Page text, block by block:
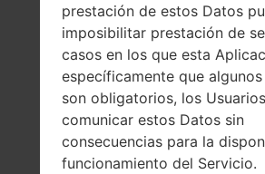
prestación de estos Datos
imposibilitar prestación de
casos en los que esta
específicamente que
son obligatorios, los
comunicar estos Datos sin
consecuencias para la
funcionamiento del Servicio.